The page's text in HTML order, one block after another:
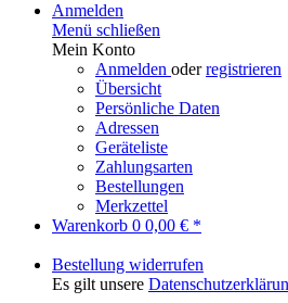
Anmelden
Menü schließen
Mein Konto
Anmelden oderregistrieren
Übersicht
Persönliche Daten
Adressen
Geräteliste
Zahlungsarten
Bestellungen
Merkzettel
Warenkorb 0 0,00 € *
Bestellung widerrufen
Es gilt unsere